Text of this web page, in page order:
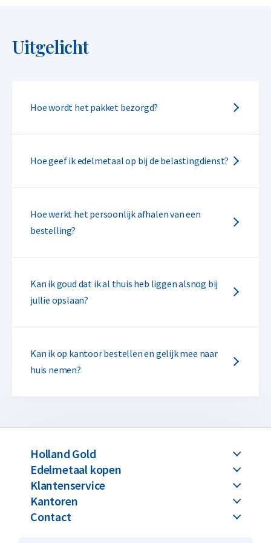
Uitgelicht
Hoe wordt het pakket bezorgd?
Hoe geef ik edelmetaal op bij de belastingdienst?
Hoe werkt het persoonlijk afhalen van een
bestelling?
Kan ik goud dat ik al thuis heb liggen alsnog bij
jullie opslaan?
Kan ik op kantoor bestellen en gelijk mee naar
huis nemen?
Holland Gold
Edelmetaal kopen
Klantenservice
Kantoren
Contact